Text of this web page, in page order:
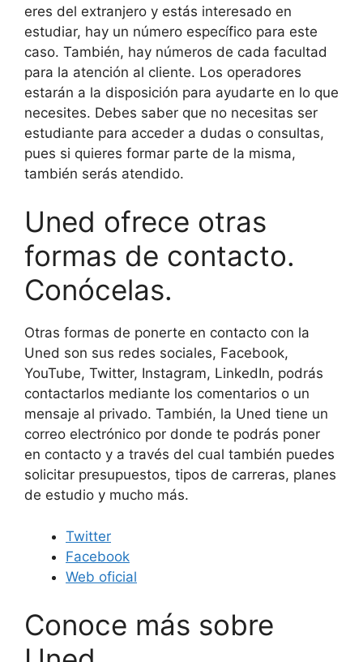
eres del extranjero y estás interesado en
estudiar, hay un número específico para este
caso. También, hay números de cada facultad
para la atención al cliente. Los operadores
estarán a la disposición para ayudarte en lo que
necesites. Debes saber que no necesitas ser
estudiante para acceder a dudas o consultas,
pues si quieres formar parte de la misma,
también serás atendido.
Uned ofrece otras
formas de contacto.
Conócelas.
Otras formas de ponerte en contacto con la
Uned son sus redes sociales, Facebook,
YouTube, Twitter, Instagram, LinkedIn, podrás
contactarlos mediante los comentarios o un
mensaje al privado. También, la Uned tiene un
correo electrónico por donde te podrás poner
en contacto y a través del cual también puedes
solicitar presupuestos, tipos de carreras, planes
de estudio y mucho más.
Twitter
Facebook
Web oficial
Conoce más sobre